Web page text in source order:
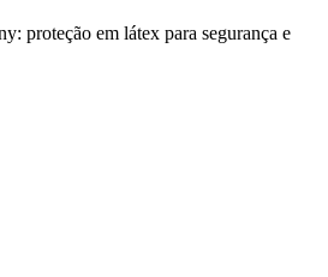
proteção em látex para segurança e